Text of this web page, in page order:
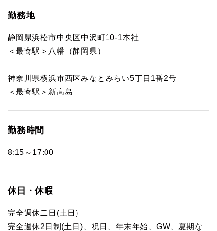
勤務地
静岡県浜松市中央区中沢町10-1本社
＜最寄駅＞八幡（静岡県）
神奈川県横浜市西区みなとみらい5丁目1番2号
＜最寄駅＞新高島
勤務時間
8:15～17:00
休日・休暇
完全週休二日(土日)
完全週休2日制(土日)、祝日、年末年始、GW、夏期な